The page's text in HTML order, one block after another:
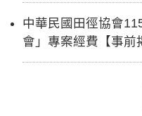
中華民國田徑協會
會」專案經費【事前